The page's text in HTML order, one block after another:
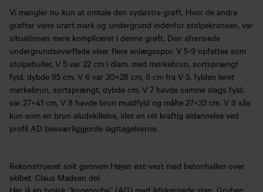
Vi mangler nu kun at omtale den sydøstre grøft. Hvor de andre
grøfter viste urørt mark og undergrund indenfor stolpekransen, var
situationen mere kompliceret i denne grøft. Den afrensede
undergrundsoverflade viser flere anlægsspor. V 5-9 opfattes som
stolpehuller, V 5 var 22 cm i diam. med mørkebrun, sortsprængt
fyld, dybde 95 cm. V 6 var 30×28 cm, 6 cm fra V 5, fylden leret
mørkebrun, sortsprængt, dybde cm. V 7 havde samme slags fyld,
var 27×41 cm, V 8 havde brun muldfyld og målte 27×33 cm. V 9 sås
kun som en brun aludskillelse, idet en ret kraftig aldannelse ved
profil AD besværliggjorde iagttagelserne.
Rekonstrueret snit gennem Højen øst-vest med betonhallen over
skibet. Claus Madsen del.
Her lå en typisk “kogegrube” (AG) med ildskørnede sten. Gruben